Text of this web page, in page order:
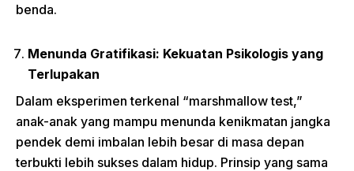
benda.
Menunda Gratifikasi: Kekuatan Psikologis yang
Terlupakan
Dalam eksperimen terkenal “marshmallow test,”
anak-anak yang mampu menunda kenikmatan jangka
pendek demi imbalan lebih besar di masa depan
terbukti lebih sukses dalam hidup. Prinsip yang sama